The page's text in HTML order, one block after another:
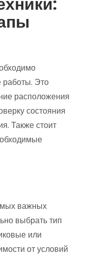
работы. Это
расположения
состояния
Также стоит
важных
выбрать тип
или
от условий